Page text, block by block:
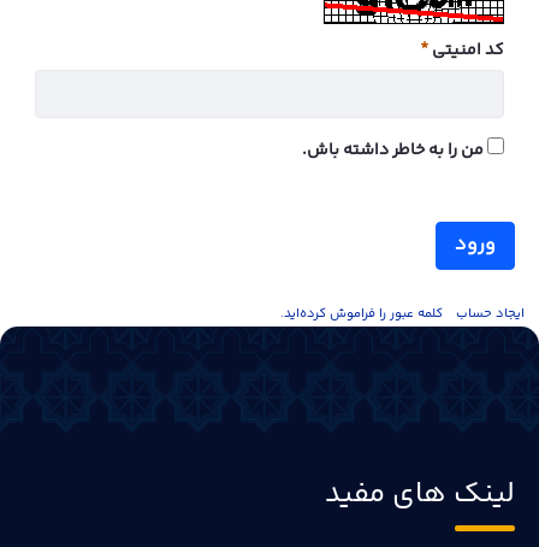
کد امنیتی
ضروری
من را به خاطر داشته باش.
ورود
ايجاد حساب کلمه عبور را فراموش کرده‌اید.
لینک های مفید